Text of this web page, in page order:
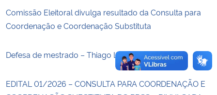
Comissão Eleitoral divulga resultado da Consulta para
Coordenação e Coordenação Substituta
Defesa de mestrado – Thiago Lopes Pezente
EDITAL 01/2026 – CONSULTA PARA COORDENAÇÃO E